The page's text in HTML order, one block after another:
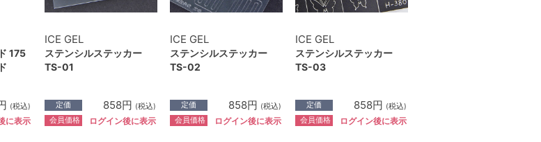
175
(税込)
に表示
ICE GEL
ステンシルステッカー
TS-01
定価 858円 (税込)
会員価格 ログイン後に表示
ICE GEL
ステンシルステッカー
TS-02
定価 858円 (税込)
会員価格 ログイン後に表示
ICE GEL
ステンシルステッカー
TS-03
定価 858円 (税込)
会員価格 ログイン後に表示